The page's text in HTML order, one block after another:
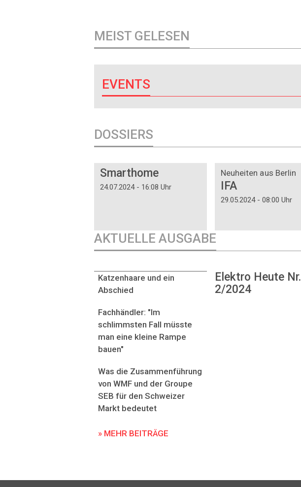
MEIST GELESEN
EVENTS
DOSSIERS
Smarthome
24.07.2024 - 16:08 Uhr
Neuheiten aus Berlin
IFA
29.05.2024 - 08:00 Uhr
AKTUELLE AUSGABE
Elektro Heute Nr.
2/2024
Katzenhaare und ein
Abschied
Fachhändler: "Im
schlimmsten Fall müsste
man eine kleine Rampe
bauen"
Was die Zusammenführung
von WMF und der Groupe
SEB für den Schweizer
Markt bedeutet
» MEHR BEITRÄGE